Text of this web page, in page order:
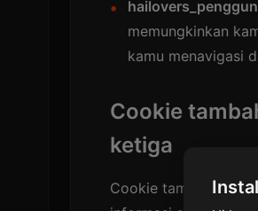
memungkinkan
kamu menavigasi
Cookie
ketiga
Cookie tambahan